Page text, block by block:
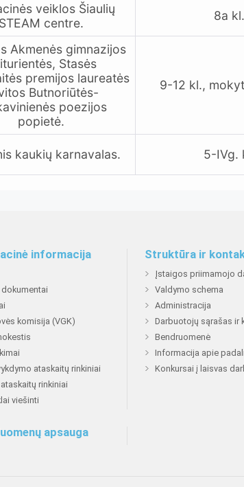
veiklos Šiaulių
STEAM centre.
8a kl.
Akmenės gimnazijos
Stasės
premijos laureatės
Butnoriūtės-
poezijos
popietė.
9-12 kl.,
kaukių karnavalas. 5-IVg.
informacija
komisija (VGK)
ataskaitų rinkiniai
rinkiniai
viešinti
Struktūra ir
Įstaigos priimamojo
Valdymo schema
Administracija
Darbuotojų sąrašas ir
Bendruomenė
Informacija apie
Konkursai į laisvas
apsauga